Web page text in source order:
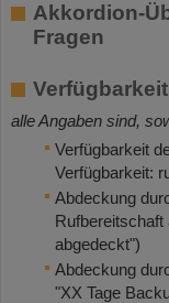
Akkordion-
Fragen
alle Angaben sind,
Verfügbarkeit
Verfügbarkeit:
Abdeckung
abgedeckt")
Abdeckung
"XX Tage